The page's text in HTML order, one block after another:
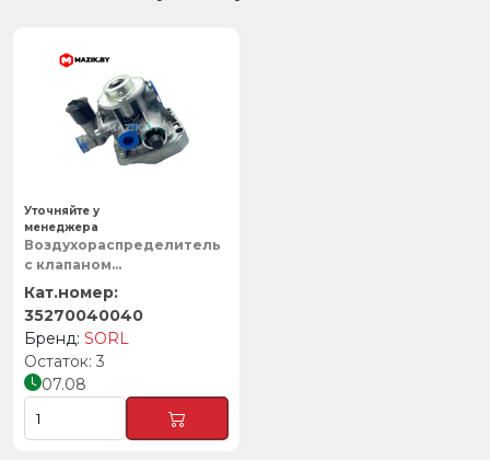
Воздухораспределитель
с клапаном
растормаживания
(9710027000), SORL
35270040040
SORL
3
07.08
Уточняйте у
менеджера